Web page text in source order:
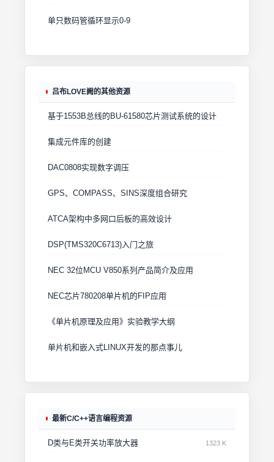
单只数码管循环显示0-9
吕布LOVE阙的其他资源
基于1553B总线的BU-61580芯片测试系统的设计
集成元件库的创建
DAC0808实现数字调压
GPS、COMPASS、SINS深度组合研究
ATCA架构中多网口后板的高效设计
DSP(TMS320C6713)入门之旅
NEC 32位MCU V850系列产品简介及应用
NEC芯片780208单片机的FIP应用
《单片机原理及应用》实验教学大纲
单片机和嵌入式LINUX开发的那点事儿
最新C/C++语言编程资源
D类与E类开关功率放大器 1323 K